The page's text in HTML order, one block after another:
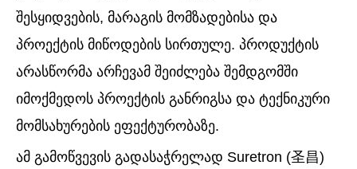
შესყიდვების, მარაგის მომზადებისა და
პროექტის მიწოდების სირთულე. პროდუქტის
არასწორმა არჩევამ შეიძლება შემდგომში
იმოქმედოს პროექტის განრიგსა და ტექნიკური
მომსახურების ეფექტურობაზე.
ამ გამოწვევის გადასაჭრელად Suretron (圣昌)